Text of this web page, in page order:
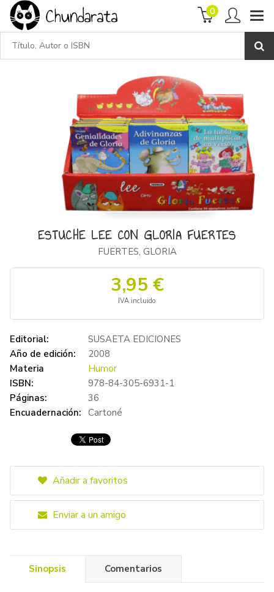
0
ESTUCHE LEE CON GLORIA FUERTES
FUERTES, GLORIA
3,95 €
IVA incluido
Editorial:
SUSAETA EDICIONES
Año de edición:
2008
Materia
Humor
ISBN:
978-84-305-6931-1
Páginas:
36
Encuadernación: Cartoné
Añadir a favoritos
Enviar a un amigo
Sinopsis Comentarios